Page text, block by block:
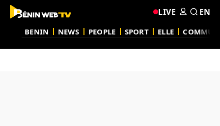
BENIN NEWS PEOPLE SPORT ELLE
LIVE EN